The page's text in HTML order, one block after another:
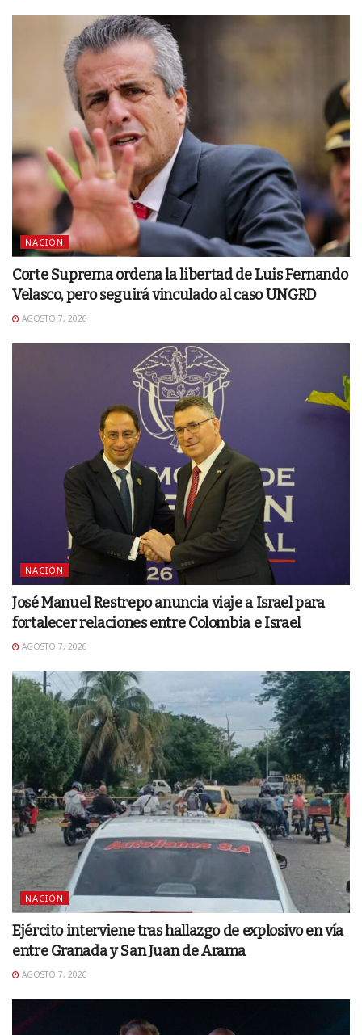
NACIÓN
Corte Suprema ordena la libertad de Luis Fernando
Velasco, pero seguirá vinculado al caso UNGRD
AGOSTO 7, 2026
NACIÓN
José Manuel Restrepo anuncia viaje a Israel para
fortalecer relaciones entre Colombia e Israel
AGOSTO 7, 2026
NACIÓN
Ejército interviene tras hallazgo de explosivo en vía
entre Granada y San Juan de Arama
AGOSTO 7, 2026